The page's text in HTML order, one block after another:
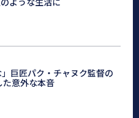
」巨匠パク・チャヌク監督の
た意外な本音